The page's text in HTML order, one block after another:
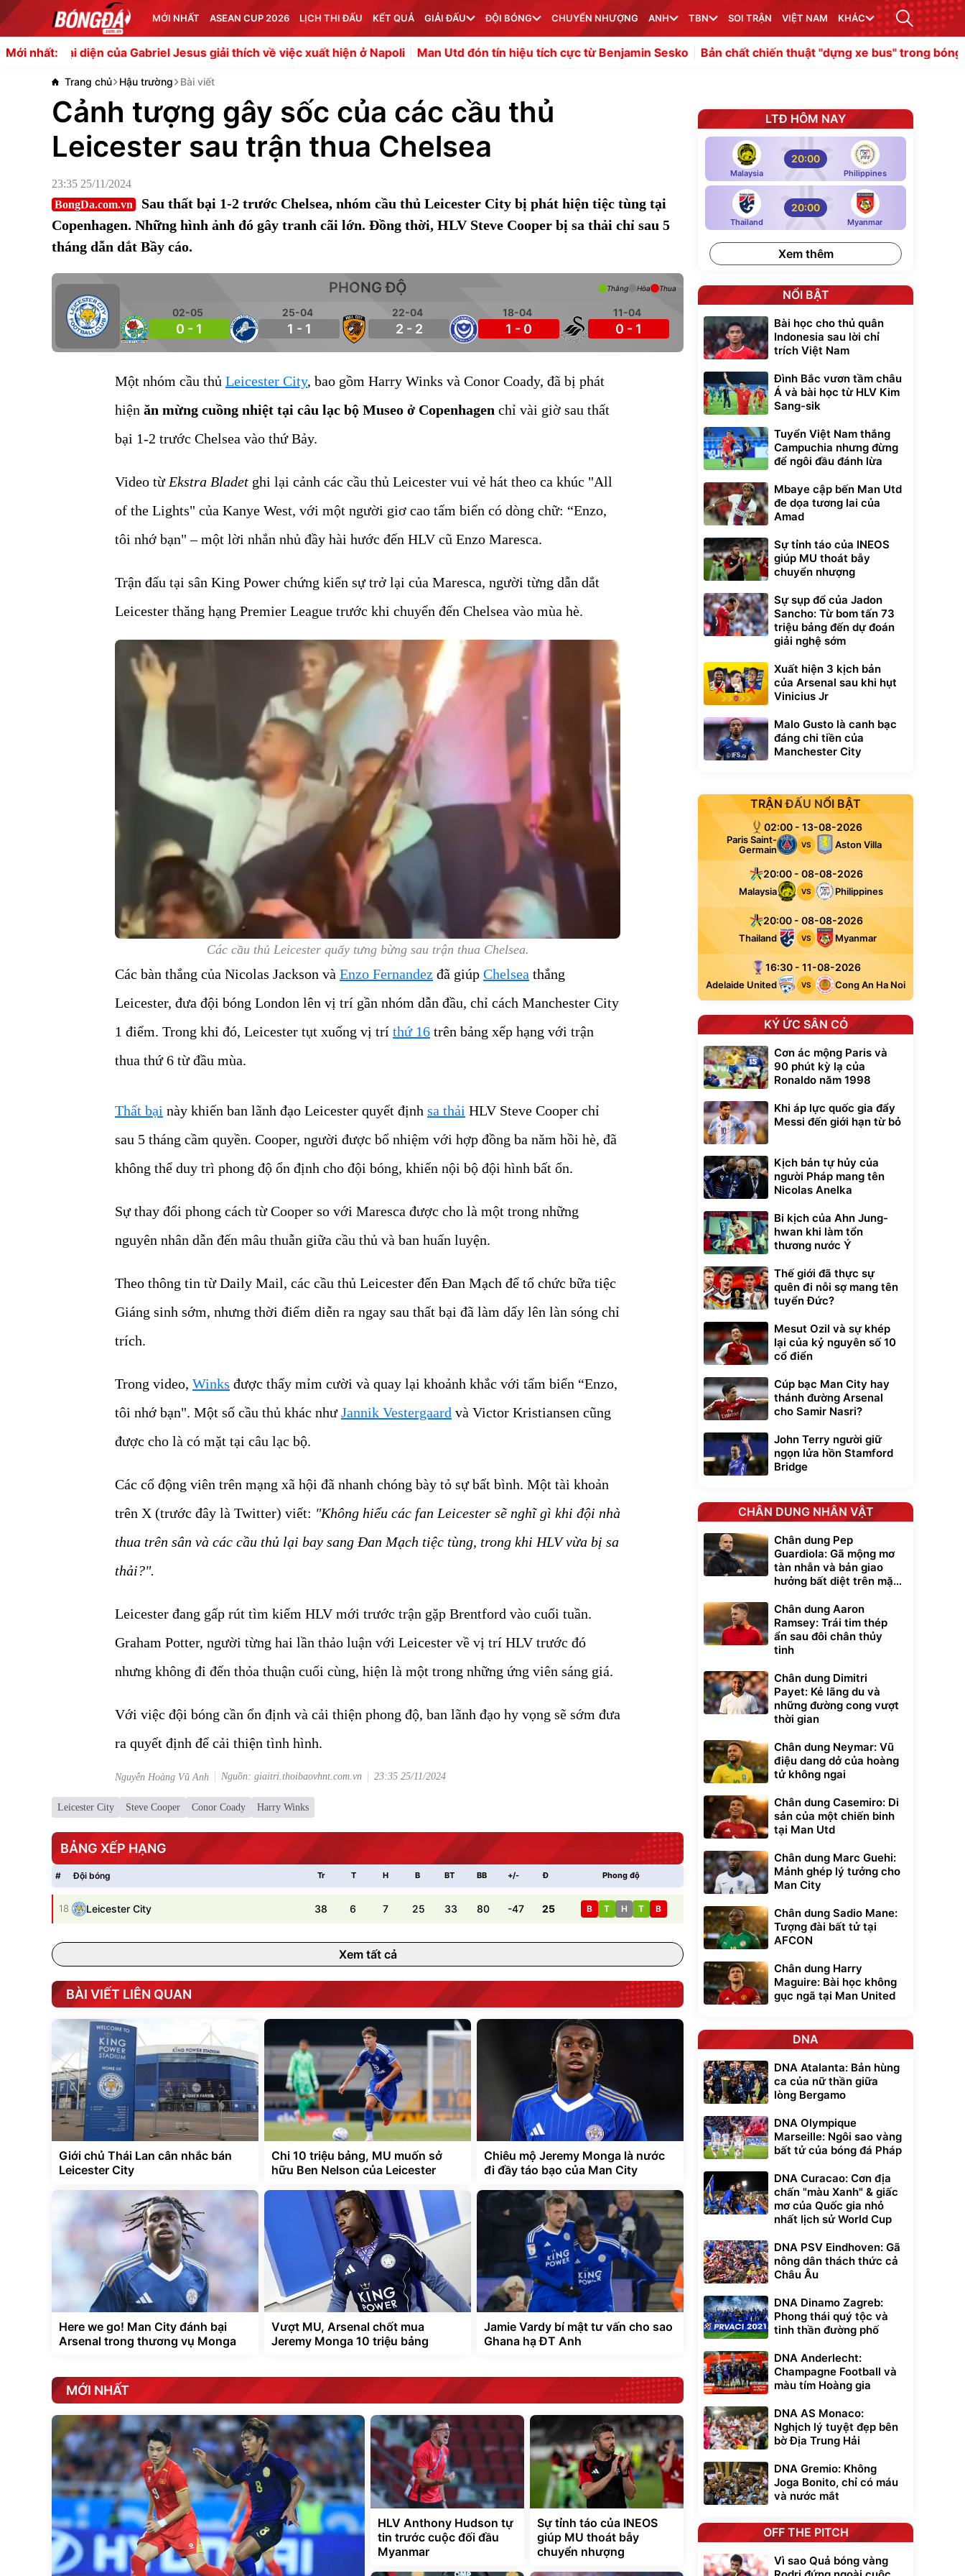
MỚI NHẤT ASEAN CUP 2026 LỊCH THI ĐẤU KẾT QUẢ GIẢI ĐẤU ĐỘI BÓNG CHUYỂN NHƯỢNG ANH TBN SOI TRẬN VIỆT NAM KHÁC
Mới nhất:
của Gabriel Jesus giải thích về việc xuất hiện ở Napoli Man Utd đón tín hiệu tích cực từ Benjamin Sesko Bản chất chiến thuật "dựng xe bus" trong bóng đá Malo
Trang chủ Hậu trường Bài viết
Cảnh tượng gây sốc của các cầu thủ
Leicester sau trận thua Chelsea
23:35 25/11/2024
BongDa.com.vn
Sau thất bại 1-2 trước Chelsea, nhóm cầu thủ Leicester City bị phát hiện tiệc tùng tại
Copenhagen. Những hình ảnh đó gây tranh cãi lớn. Đồng thời, HLV Steve Cooper bị sa thải chỉ sau 5
tháng dẫn dắt Bầy cáo.
PHONG ĐỘ
02-05
0 - 1
25-04
1 - 1
22-04
2 - 2
18-04
1 - 0
11-04
0 - 1
Thắng Hòa Thua
Một nhóm cầu thủ Leicester City, bao gồm Harry Winks và Conor Coady, đã bị phát
hiện ăn mừng cuồng nhiệt tại câu lạc bộ Museo ở Copenhagen chỉ vài giờ sau thất
bại 1-2 trước Chelsea vào thứ Bảy.
Video từ Ekstra Bladet ghi lại cảnh các cầu thủ Leicester vui vẻ hát theo ca khúc "All
of the Lights" của Kanye West, với một người giơ cao tấm biển có dòng chữ: “Enzo,
tôi nhớ bạn" – một lời nhắn nhủ đầy hài hước đến HLV cũ Enzo Maresca.
Trận đấu tại sân King Power chứng kiến sự trở lại của Maresca, người từng dẫn dắt
Leicester thăng hạng Premier League trước khi chuyển đến Chelsea vào mùa hè.
Các cầu thủ Leicester quẩy tưng bừng sau trận thua Chelsea.
Các bàn thắng của Nicolas Jackson và Enzo Fernandez đã giúp Chelsea thắng
Leicester, đưa đội bóng London lên vị trí gần nhóm dẫn đầu, chỉ cách Manchester City
1 điểm. Trong khi đó, Leicester tụt xuống vị trí thứ 16 trên bảng xếp hạng với trận
thua thứ 6 từ đầu mùa.
Thất bại này khiến ban lãnh đạo Leicester quyết định sa thải HLV Steve Cooper chỉ
sau 5 tháng cầm quyền. Cooper, người được bổ nhiệm với hợp đồng ba năm hồi hè, đã
không thể duy trì phong độ ổn định cho đội bóng, khiến nội bộ đội hình bất ổn.
Sự thay đổi phong cách từ Cooper so với Maresca được cho là một trong những
nguyên nhân dẫn đến mâu thuẫn giữa cầu thủ và ban huấn luyện.
Theo thông tin từ Daily Mail, các cầu thủ Leicester đến Đan Mạch để tổ chức bữa tiệc
Giáng sinh sớm, nhưng thời điểm diễn ra ngay sau thất bại đã làm dấy lên làn sóng chỉ
trích.
Trong video, Winks được thấy mỉm cười và quay lại khoảnh khắc với tấm biển “Enzo,
tôi nhớ bạn". Một số cầu thủ khác nhưJannik Vestergaard và Victor Kristiansen cũng
được cho là có mặt tại câu lạc bộ.
Các cổ động viên trên mạng xã hội đã nhanh chóng bày tỏ sự bất bình. Một tài khoản
trên X (trước đây là Twitter) viết: "Không hiểu các fan Leicester sẽ nghĩ gì khi đội nhà
thua trên sân và các cầu thủ lại bay sang Đan Mạch tiệc tùng, trong khi HLV vừa bị sa
thải?".
Leicester đang gấp rút tìm kiếm HLV mới trước trận gặp Brentford vào cuối tuần.
Graham Potter, người từng hai lần thảo luận với Leicester về vị trí HLV trước đó
nhưng không đi đến thỏa thuận cuối cùng, hiện là một trong những ứng viên sáng giá.
Với việc đội bóng cần ổn định và cải thiện phong độ, ban lãnh đạo hy vọng sẽ sớm đưa
ra quyết định để cải thiện tình hình.
Nguyễn Hoàng Vũ Anh Nguồn: giaitri.thoibaovhnt.com.vn 23:35 25/11/2024
Leicester City Steve Cooper Conor Coady Harry Winks
BẢNG XẾP HẠNG
# Đội bóng Tr T H B BT BB +/- Đ Phong độ
18 Leicester City 38 6 7 25 33 80 -47 25 B T H T B
Xem tất cả
BÀI VIẾT LIÊN QUAN
Giới chủ Thái Lan cân nhắc bán
Leicester City
Chi 10 triệu bảng, MU muốn sở
hữu Ben Nelson của Leicester
Chiêu mộ Jeremy Monga là nước
đi đầy táo bạo của Man City
Here we go! Man City đánh bại
Arsenal trong thương vụ Monga
Vượt MU, Arsenal chốt mua
Jeremy Monga 10 triệu bảng
Jamie Vardy bí mật tư vấn cho sao
Ghana hạ ĐT Anh
MỚI NHẤT
HLV Anthony Hudson tự
tin trước cuộc đối đầu
Myanmar
Sự tỉnh táo của INEOS
giúp MU thoát bẫy
chuyển nhượng
LTĐ HÔM NAY
Malaysia
20:00
Philippines
Thailand
20:00
Myanmar
Xem thêm
NỔI BẬT
Bài học cho thủ quân
Indonesia sau lời chỉ
trích Việt Nam
Đình Bắc vươn tầm châu
Á và bài học từ HLV Kim
Sang-sik
Tuyển Việt Nam thắng
Campuchia nhưng đừng
để ngôi đầu đánh lừa
Mbaye cập bến Man Utd
đe dọa tương lai của
Amad
Sự tỉnh táo của INEOS
giúp MU thoát bẫy
chuyển nhượng
Sự sụp đổ của Jadon
Sancho: Từ bom tấn 73
triệu bảng đến dự đoán
giải nghệ sớm
Xuất hiện 3 kịch bản
của Arsenal sau khi hụt
Vinicius Jr
Malo Gusto là canh bạc
đáng chi tiền của
Manchester City
TRẬN ĐẤU NỔI BẬT
02:00 - 13-08-2026
Paris Saint-
Germain
VS Aston Villa
20:00 - 08-08-2026
Malaysia VS Philippines
20:00 - 08-08-2026
Thailand VS Myanmar
16:30 - 11-08-2026
Adelaide United VS Cong An Ha Noi
KÝ ỨC SÂN CỎ
Cơn ác mộng Paris và
90 phút kỳ lạ của
Ronaldo năm 1998
Khi áp lực quốc gia đẩy
Messi đến giới hạn từ bỏ
Kịch bản tự hủy của
người Pháp mang tên
Nicolas Anelka
Bi kịch của Ahn Jung-
hwan khi làm tổn
thương nước Ý
Thế giới đã thực sự
quên đi nỗi sợ mang tên
tuyển Đức?
Mesut Ozil và sự khép
lại của kỷ nguyên số 10
cổ điển
Cúp bạc Man City hay
thánh đường Arsenal
cho Samir Nasri?
John Terry người giữ
ngọn lửa hồn Stamford
Bridge
CHÂN DUNG NHÂN VẬT
Chân dung Pep
Guardiola: Gã mộng mơ
tàn nhẫn và bản giao
hưởng bất diệt trên mặt
Chân dung Aaron
Ramsey: Trái tim thép
ẩn sau đôi chân thủy
tinh
Chân dung Dimitri
Payet: Kẻ lãng du và
những đường cong vượt
thời gian
Chân dung Neymar: Vũ
điệu dang dở của hoàng
tử không ngai
Chân dung Casemiro: Di
sản của một chiến binh
tại Man Utd
Chân dung Marc Guehi:
Mảnh ghép lý tưởng cho
Man City
Chân dung Sadio Mane:
Tượng đài bất tử tại
AFCON
Chân dung Harry
Maguire: Bài học không
gục ngã tại Man United
DNA
DNA Atalanta: Bản hùng
ca của nữ thần giữa
lòng Bergamo
DNA Olympique
Marseille: Ngôi sao vàng
bất tử của bóng đá Pháp
DNA Curacao: Cơn địa
chấn "màu Xanh" & giấc
mơ của Quốc gia nhỏ
nhất lịch sử World Cup
DNA PSV Eindhoven: Gã
nông dân thách thức cả
Châu Âu
DNA Dinamo Zagreb:
Phong thái quý tộc và
tinh thần đường phố
DNA Anderlecht:
Champagne Football và
màu tím Hoàng gia
DNA AS Monaco:
Nghịch lý tuyệt đẹp bên
bờ Địa Trung Hải
DNA Gremio: Không
Joga Bonito, chỉ có máu
và nước mắt
OFF THE PITCH
Vì sao Quả bóng vàng